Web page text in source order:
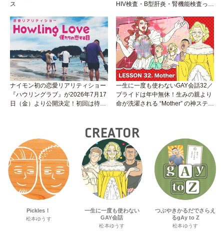
ス
HIV検査・B型肝炎・腎機能検査っ
性トーク～聞きにくいことは小堀先
生に聞けばイイ！（Vol.25）
ナイモン初の恋愛リアリティショー
『ハウリングラブ』が2026年7月17
日（金）より公開決定！初回は待望
一生に一度も使わないGAY会話32／
プライドは年中無休！生みの親より
命が洗濯される “Mother” の神ステー
CREATOR
Pickles！
松本ゆうす
一生に一度も使わない
GAY会話
松本ゆうす
つぶやきかるだでさらえ
るgAy to Z
松本ゆうす